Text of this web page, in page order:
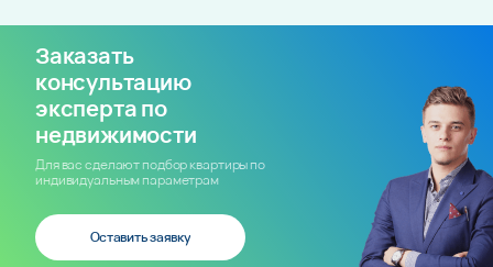
Заказать
консультацию
эксперта по
недвижимости
Для вас сделают подбор квартиры по
индивидуальным параметрам
Оставить заявку